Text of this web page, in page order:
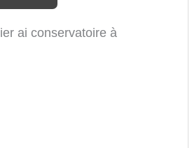
ai conservatoire à